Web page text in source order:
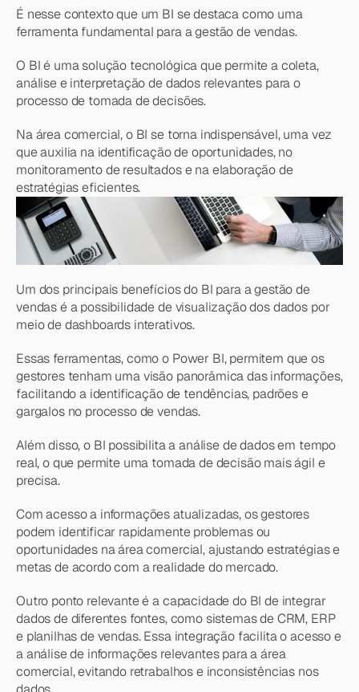
É nesse contexto que um BI se destaca como uma
ferramenta fundamental para a gestão de vendas.
O BI é uma solução tecnológica que permite a coleta,
análise e interpretação de dados relevantes para o
processo de tomada de decisões.
Na área comercial, o BI se torna indispensável, uma vez
que auxilia na identificação de oportunidades, no
monitoramento de resultados e na elaboração de
estratégias eficientes.
Um dos principais benefícios do BI para a gestão de
vendas é a possibilidade de visualização dos dados por
meio de dashboards interativos.
Essas ferramentas, como o Power BI, permitem que os
gestores tenham uma visão panorâmica das informações,
facilitando a identificação de tendências, padrões e
gargalos no processo de vendas.
Além disso, o BI possibilita a análise de dados em tempo
real, o que permite uma tomada de decisão mais ágil e
precisa.
Com acesso a informações atualizadas, os gestores
podem identificar rapidamente problemas ou
oportunidades na área comercial, ajustando estratégias e
metas de acordo com a realidade do mercado.
Outro ponto relevante é a capacidade do BI de integrar
dados de diferentes fontes, como sistemas de CRM, ERP
e planilhas de vendas. Essa integração facilita o acesso e
a análise de informações relevantes para a área
comercial, evitando retrabalhos e inconsistências nos